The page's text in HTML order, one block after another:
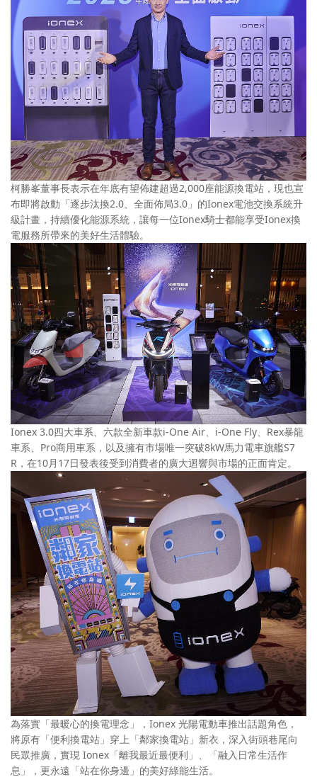
柯勝峯董事長表示在年底有望佈建超過2,000座能源換電站，現也宣
布即將啟動「逐步汰換2.0、全面佈局3.0」的Ionex電池交換系統升
級計畫，持續優化能源系統，讓每一位Ionex騎士都能享受Ionex換
電服務所帶來的美好生活體驗。
Ionex 3.0四大車系、六款全新車款i-One Air、i-One Fly、Rex暴龍
車系、Pro商用車系，以及擁有市場唯一突破8kW馬力電車旗艦S7
R，在10月17日發表後受到消費者的廣大迴響與市場的正面肯定。
為落實「最暖心的換電理念」，Ionex 光陽電動車推出話題角色，
將原有「便利換電站」穿上「鄰家換電站」新衣，深入街頭巷尾向
民眾推廣，實現 Ionex「離我最近最便利」、「融入日常生活作
息」，更永遠「站在你身邊」的美好綠能生活。